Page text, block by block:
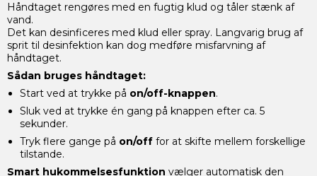
Håndtaget rengøres med en fugtig klud og tåler stænk af
vand.
Det kan desinficeres med klud eller spray. Langvarig brug af
sprit til desinfektion kan dog medføre misfarvning af
håndtaget.
Sådan bruges håndtaget:
Start ved at trykke på on/off-knappen.
Sluk ved at trykke én gang på knappen efter ca. 5
sekunder.
Tryk flere gange på on/offfor at skifte mellem forskellige
tilstande.
Smart hukommelsesfunktion vælger automatisk den